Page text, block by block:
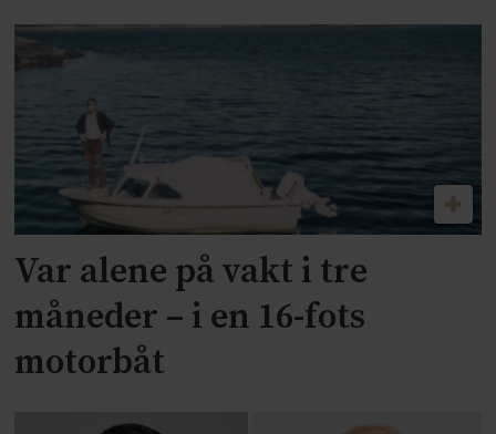
Var alene på vakt i tre
måneder – i en 16-fots
motorbåt